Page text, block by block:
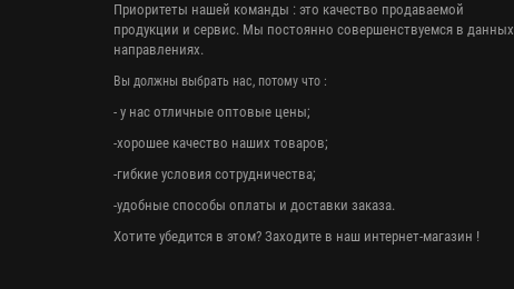
Приоритеты нашей команды : это качество продаваемой
продукции и сервис. Мы постоянно совершенствуемся в данных
направлениях.
Вы должны выбрать нас, потому что :
- у нас отличные оптовые цены;
-хорошее качество наших товаров;
-гибкие условия сотрудничества;
-удобные способы оплаты и доставки заказа.
Хотите убедится в этом? Заходите в наш интернет-магазин !